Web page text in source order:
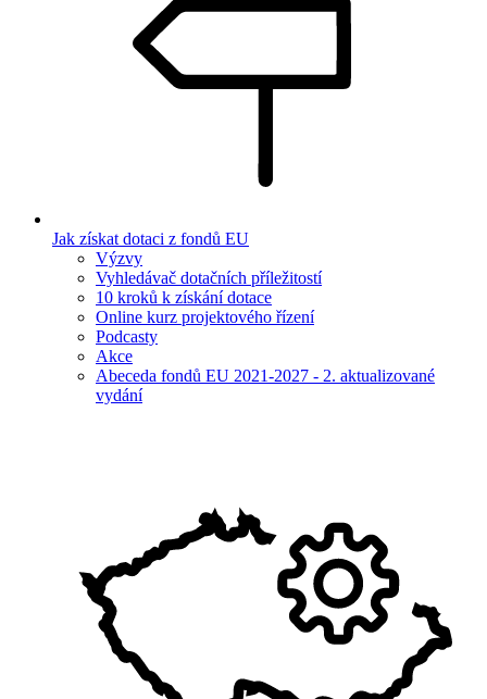
Jak získat dotaci z fondů EU
Výzvy
Vyhledávač dotačních příležitostí
10 kroků k získání dotace
Online kurz projektového řízení
Podcasty
Akce
Abeceda fondů EU 2021-2027 - 2. aktualizované
vydání